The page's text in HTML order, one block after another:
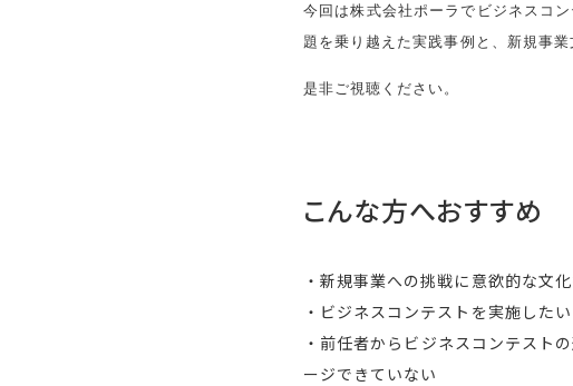
今回は株式会社ポーラでビジネスコ
題を乗り越えた実践事例と、新規事
是非ご視聴ください。
こんな方へおすすめ
・新規事業への挑戦に意欲的な文
・ビジネスコンテストを実施した
・前任者からビジネスコンテスト
ージできていない